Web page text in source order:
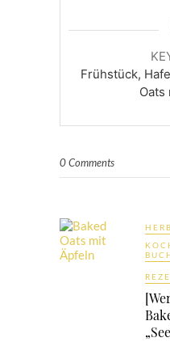
Frühstück,
Oats
0 Comments